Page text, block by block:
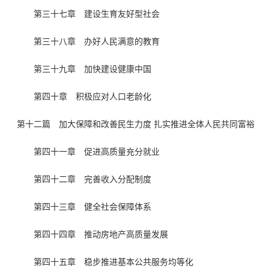
第三十七章 建设生育友好型社会
第三十八章 办好人民满意的教育
第三十九章 加快建设健康中国
第四十章 积极应对人口老龄化
第十二篇 加大保障和改善民生力度 扎实推进全体人民共同富裕
第四十一章 促进高质量充分就业
第四十二章 完善收入分配制度
第四十三章 健全社会保障体系
第四十四章 推动房地产高质量发展
第四十五章 稳步推进基本公共服务均等化